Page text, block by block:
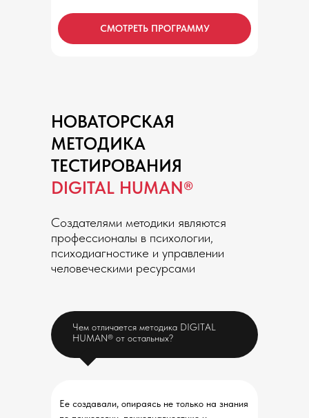
СМОТРЕТЬ ПРОГРАММУ
НОВАТОРСКАЯ
МЕТОДИКА
ТЕСТИРОВАНИЯ
DIGITAL HUMAN®
Создателями методики являются
профессионалы в психологии,
психодиагностике и управлении
человеческими ресурсами
Чем отличается методика DIGITAL
HUMAN® от остальных?
Ее создавали, опираясь не только на знания